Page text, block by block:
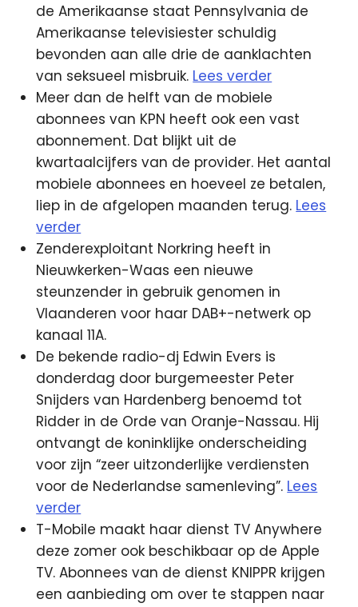
de Amerikaanse staat Pennsylvania de
Amerikaanse televisiester schuldig
bevonden aan alle drie de aanklachten
van seksueel misbruik. Lees verder
Meer dan de helft van de mobiele
abonnees van KPN heeft ook een vast
abonnement. Dat blijkt uit de
kwartaalcijfers van de provider. Het aantal
mobiele abonnees en hoeveel ze betalen,
liep in de afgelopen maanden terug. Lees
verder
Zenderexploitant Norkring heeft in
Nieuwkerken-Waas een nieuwe
steunzender in gebruik genomen in
Vlaanderen voor haar DAB+-netwerk op
kanaal 11A.
De bekende radio-dj Edwin Evers is
donderdag door burgemeester Peter
Snijders van Hardenberg benoemd tot
Ridder in de Orde van Oranje-Nassau. Hij
ontvangt de koninklijke onderscheiding
voor zijn “zeer uitzonderlijke verdiensten
voor de Nederlandse samenleving”. Lees
verder
T-Mobile maakt haar dienst TV Anywhere
deze zomer ook beschikbaar op de Apple
TV. Abonnees van de dienst KNIPPR krijgen
een aanbieding om over te stappen naar